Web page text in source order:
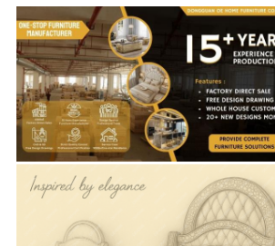
MAPA
DO
SITE
POLÍTICA
DE
PRIVACIDADE